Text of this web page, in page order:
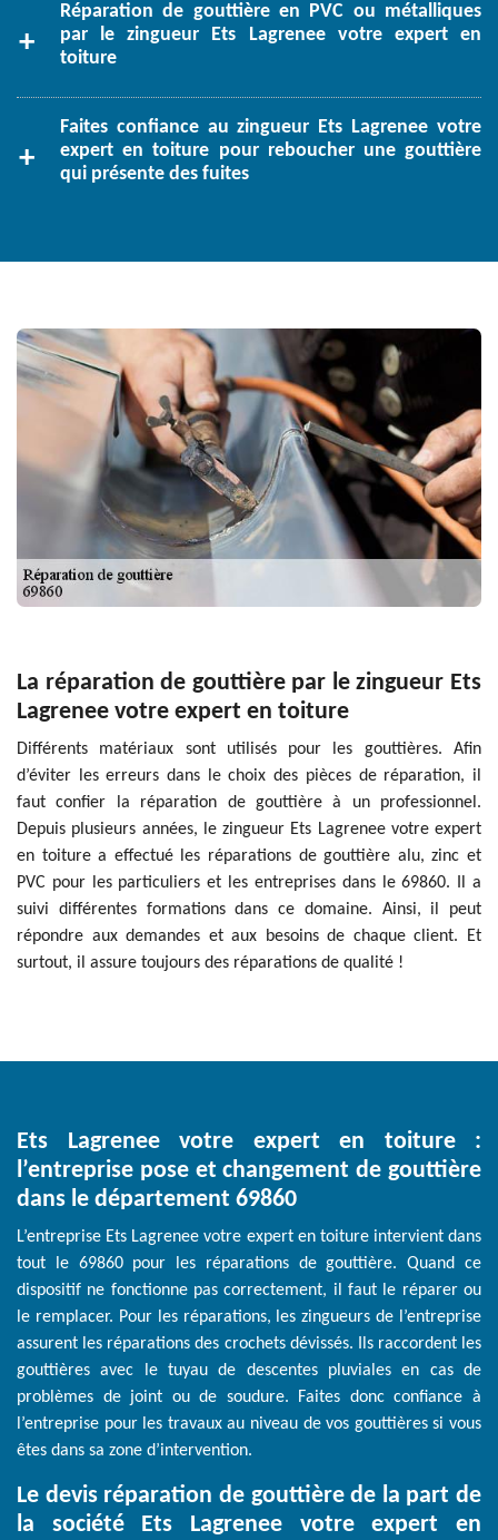
Réparation de gouttière en PVC ou métalliques
par le zingueur Ets Lagrenee votre expert en
toiture
Faites confiance au zingueur Ets Lagrenee votre
expert en toiture pour reboucher une gouttière
qui présente des fuites
La réparation de gouttière par le zingueur Ets
Lagrenee votre expert en toiture
Différents matériaux sont utilisés pour les gouttières. Afin
d’éviter les erreurs dans le choix des pièces de réparation, il
faut confier la réparation de gouttière à un professionnel.
Depuis plusieurs années, le zingueur Ets Lagrenee votre expert
en toiture a effectué les réparations de gouttière alu, zinc et
PVC pour les particuliers et les entreprises dans le 69860. Il a
suivi différentes formations dans ce domaine. Ainsi, il peut
répondre aux demandes et aux besoins de chaque client. Et
surtout, il assure toujours des réparations de qualité !
Ets Lagrenee votre expert en toiture :
l’entreprise pose et changement de gouttière
dans le département 69860
L’entreprise Ets Lagrenee votre expert en toiture intervient dans
tout le 69860 pour les réparations de gouttière. Quand ce
dispositif ne fonctionne pas correctement, il faut le réparer ou
le remplacer. Pour les réparations, les zingueurs de l’entreprise
assurent les réparations des crochets dévissés. Ils raccordent les
gouttières avec le tuyau de descentes pluviales en cas de
problèmes de joint ou de soudure. Faites donc confiance à
l’entreprise pour les travaux au niveau de vos gouttières si vous
êtes dans sa zone d’intervention.
Le devis réparation de gouttière de la part de
la société Ets Lagrenee votre expert en